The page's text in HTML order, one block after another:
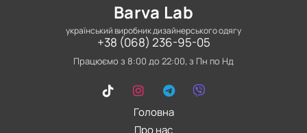
Barva Lab
український виробник дизайнерського одягу
Головна
Про нас
+38 (068) 236-95-05
Працюємо з 8:00 до 22:00, з Пн по Нд